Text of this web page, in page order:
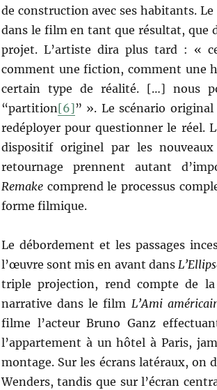
de construction avec ses habitants.
dans le film en tant que résultat,
projet. L’artiste dira plus tard : «
comment une fiction, comment une
certain type de réalité. […] nous
“partition[6]” ». Le scénario
redéployer pour questionner le réel.
dispositif originel par les
retournage prennent autant
Remakecomprend le processus
forme filmique.
Le débordement et les passages
l’œuvre sont mis en avant dans
triple projection, rend compte de
narrative dans le film L’Ami
filme l’acteur Bruno Ganz
l’appartement à un hôtel à Paris,
montage. Sur les écrans latéraux, on
Wenders, tandis que sur l’écran